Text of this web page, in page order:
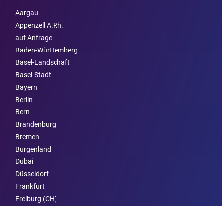
Aargau
Appenzell A.Rh.
auf Anfrage
Baden-Württemberg
Basel-Landschaft
Basel-Stadt
Bayern
Berlin
Bern
Brandenburg
Bremen
Burgen­land
Dubai
Düsseldorf
Frankfurt
Freiburg (CH)